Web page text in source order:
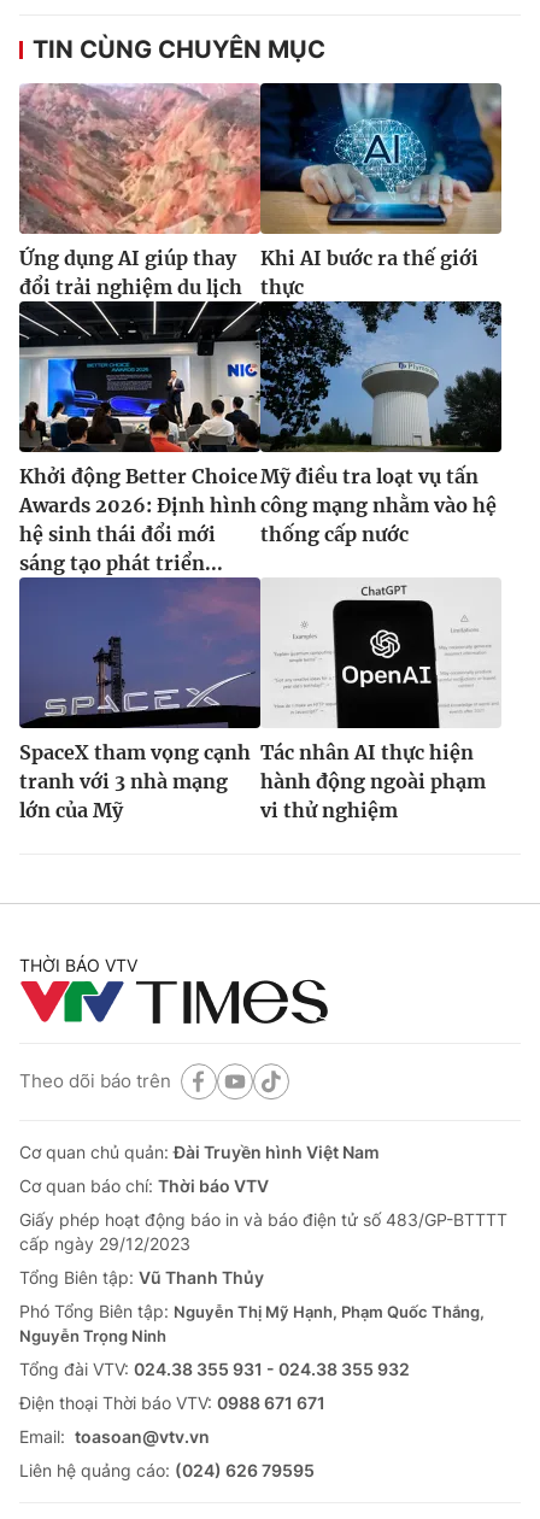
TIN CÙNG CHUYÊN MỤC
Ứng dụng AI giúp thay
đổi trải nghiệm du lịch
Khi AI bước ra thế giới
thực
Khởi động Better Choice
Awards 2026: Định hình
hệ sinh thái đổi mới
sáng tạo phát triển...
Mỹ điều tra loạt vụ tấn
công mạng nhằm vào hệ
thống cấp nước
SpaceX tham vọng cạnh
tranh với 3 nhà mạng
lớn của Mỹ
Tác nhân AI thực hiện
hành động ngoài phạm
vi thử nghiệm
THỜI BÁO VTV
Theo dõi báo trên
Cơ quan chủ quản:Đài Truyền hình Việt Nam
Cơ quan báo chí: Thời báo VTV
Giấy phép hoạt động báo in và báo điện tử số 483/GP-BTTTT
cấp ngày 29/12/2023
Tổng Biên tập: Vũ Thanh Thủy
Phó Tổng Biên tập: Nguyễn Thị Mỹ Hạnh, Phạm Quốc Thắng,
Nguyễn Trọng Ninh
Tổng đài VTV: 024.38 355 931 - 024.38 355 932
Ðiện thoại Thời báo VTV: 0988 671 671
Email: toasoan@vtv.vn
Liên hệ quảng cáo: (024) 626 79595